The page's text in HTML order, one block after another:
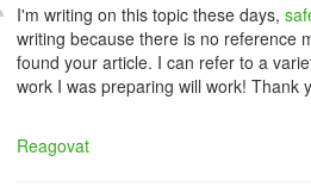
I'm writing on this topic these days,
writing because there is no reference
found your article. I can refer to a
work I was preparing will work! Thank
Reagovat